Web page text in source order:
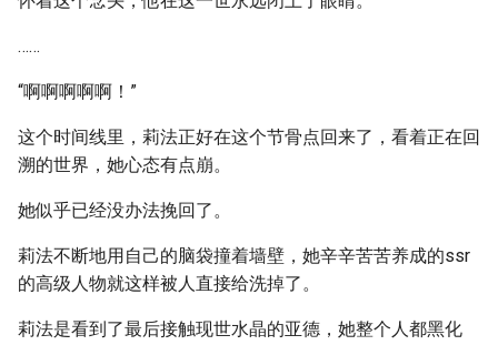
……
“啊啊啊啊啊！”
这个时间线里，莉法正好在这个节骨点回来了，看着正在回
溯的世界，她心态有点崩。
她似乎已经没办法挽回了。
莉法不断地用自己的脑袋撞着墙壁，她辛辛苦苦养成的ssr
的高级人物就这样被人直接给洗掉了。
莉法是看到了最后接触现世水晶的亚德，她整个人都黑化